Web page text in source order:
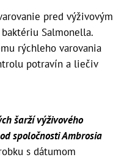
pred výživovým
Salmonella.
rýchleho varovania
potravín a liečiv
šarží výživového
spoločnosti Ambrosia
s dátumom